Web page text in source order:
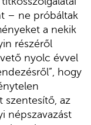
– ne próbáltak
a nekik
részéről
nyolc évvel
hogy
szentesítő, az
népszavazást